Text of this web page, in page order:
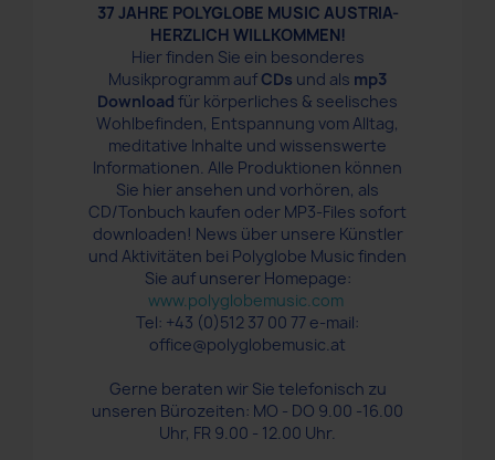
37 JAHRE POLYGLOBE MUSIC AUSTRIA-
HERZLICH WILLKOMMEN!
Hier finden Sie ein besonderes
Musikprogramm auf CDs und als mp3
Download für körperliches & seelisches
Wohlbefinden, Entspannung vom Alltag,
meditative Inhalte und wissenswerte
Informationen. Alle Produktionen können
Sie hier ansehen und vorhören, als
CD/Tonbuch kaufen oder MP3-Files sofort
downloaden! News über unsere Künstler
und Aktivitäten bei Polyglobe Music finden
Sie auf unserer Homepage:
www.polyglobemusic.com
Tel: +43 (0)512 37 00 77 e-mail:
office@polyglobemusic.at
Gerne beraten wir Sie telefonisch zu
unseren Bürozeiten: MO - DO 9.00 -16.00
Uhr, FR 9.00 - 12.00 Uhr.